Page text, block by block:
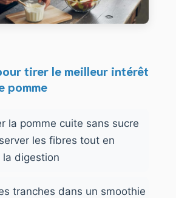
tirer le meilleur intérêt
pomme
la pomme cuite sans sucre
les fibres tout en
digestion
tranches dans un smoothie